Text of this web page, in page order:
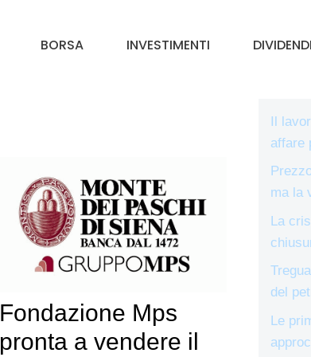
BORSA INVESTIMENTI DIVIDENDI
Fondazione Mps
pronta a vendere il
Il
affare
ma la
La
del
Le